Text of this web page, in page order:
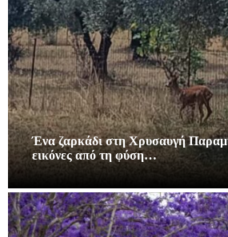
Ένα ζαρκάδι στη Χρυσαυγή
εικόνες από τη φύση…